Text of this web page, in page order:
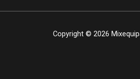
Copyright © 2026